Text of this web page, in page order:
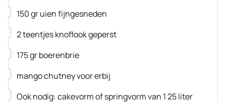
▢
150gruienfijngesneden
▢
2teentjesknoflookgeperst
▢
175grboerenbrie
▢
mango chutney voor erbij
▢
Ook nodig: cakevorm of springvorm van 125 liter